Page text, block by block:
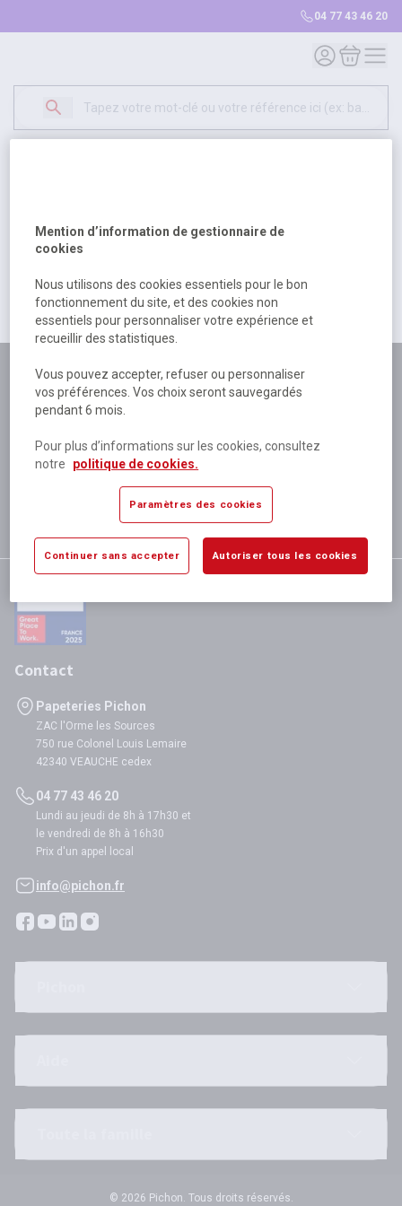
04 77 43 46 20
Mon compte
Mon
500
excuser pour la gêne occasionée.
Retour Retour à l'accueil
Plus de 180 personnes
à votre écoute
Plus de 80 000 références
disponibles
Expédition le jour même
si validation avant 12h
satisfaction totale
Contact
Papeteries Pichon
ZAC l'Orme les Sources
750 rue Colonel Louis Lemaire
42340 VEAUCHE cedex
04 77 43 46 20
Lundi au jeudi de 8h à 17h30 et
le vendredi de 8h à 16h30
Prix d'un appel local
info@pichon.fr
© 2026 Pichon. Tous droits réservés.
Mention d’information de gestionnaire de
cookies
Nous utilisons des cookies essentiels pour le bon
fonctionnement du site, et des cookies non
essentiels pour personnaliser votre expérience et
recueillir des statistiques.
Vous pouvez accepter, refuser ou personnaliser
vos préférences. Vos choix seront sauvegardés
pendant 6 mois.
Pour plus d’informations sur les cookies, consultez
notre
politique de cookies.
Paramètres des cookies
Continuer sans accepter Autoriser tous les cookies